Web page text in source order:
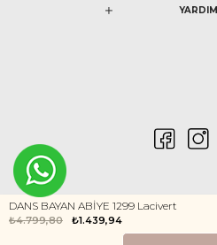
YARDIM
DANS BAYAN ABİYE 1299 Lacivert
₺4.799,80 ₺1.439,94